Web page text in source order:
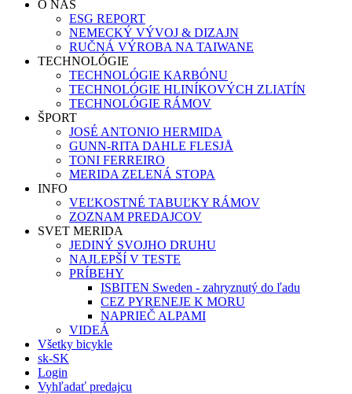
O NÁS
ESG REPORT
NEMECKÝ VÝVOJ & DIZAJN
RUČNÁ VÝROBA NA TAIWANE
TECHNOLÓGIE
TECHNOLÓGIE KARBÓNU
TECHNOLÓGIE HLINÍKOVÝCH ZLIATÍN
TECHNOLÓGIE RÁMOV
ŠPORT
JOSÉ ANTONIO HERMIDA
GUNN-RITA DAHLE FLESJÅ
TONI FERREIRO
MERIDA ZELENÁ STOPA
INFO
VEĽKOSTNÉ TABUĽKY RÁMOV
ZOZNAM PREDAJCOV
SVET MERIDA
JEDINÝ SVOJHO DRUHU
NAJLEPŠÍ V TESTE
PRÍBEHY
ISBITEN Sweden - zahryznutý do ľadu
CEZ PYRENEJE K MORU
NAPRIEČ ALPAMI
VIDEÁ
Všetky bicykle
sk-SK
Login
Vyhľadať predajcu